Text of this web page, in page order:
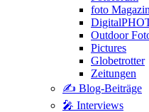
foto Magazin
Outdoor
Pictures
Globetrotter
Zeitungen
✍️ Blog-Beiträge
🎤 Interviews